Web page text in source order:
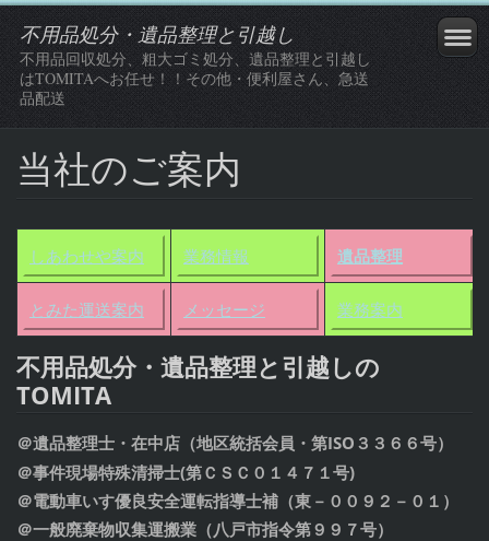
不用品処分・遺品整理と引越し
不用品回収処分、粗大ゴミ処分、遺品整理と引越し
はTOMITAへお任せ！！その他・便利屋さん、急送
品配送
当社のご案内
しあわせや案内 業務情報 遺品整理
とみた運送案内 メッセージ 業務案内
不用品処分・遺品整理と引越しの
TOMITA
＠遺品整理士・在中店（地区統括会員・第ISO３３６６号）
＠事件現場特殊清掃士(第ＣＳＣ０１４７１号)
＠電動車いす優良安全運転指導士補（東－００９２－０１）
＠一般廃棄物収集運搬業（八戸市指令第９９７号）